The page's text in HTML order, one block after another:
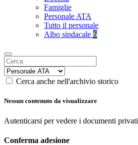
Famiglie
Personale ATA
Tutto il personale
Albo sindacale 6
Cerca anche nell'archivio storico
Nessun contenuto da visualizzare
Autenticarsi per vedere i documenti privati
Conferma adesione